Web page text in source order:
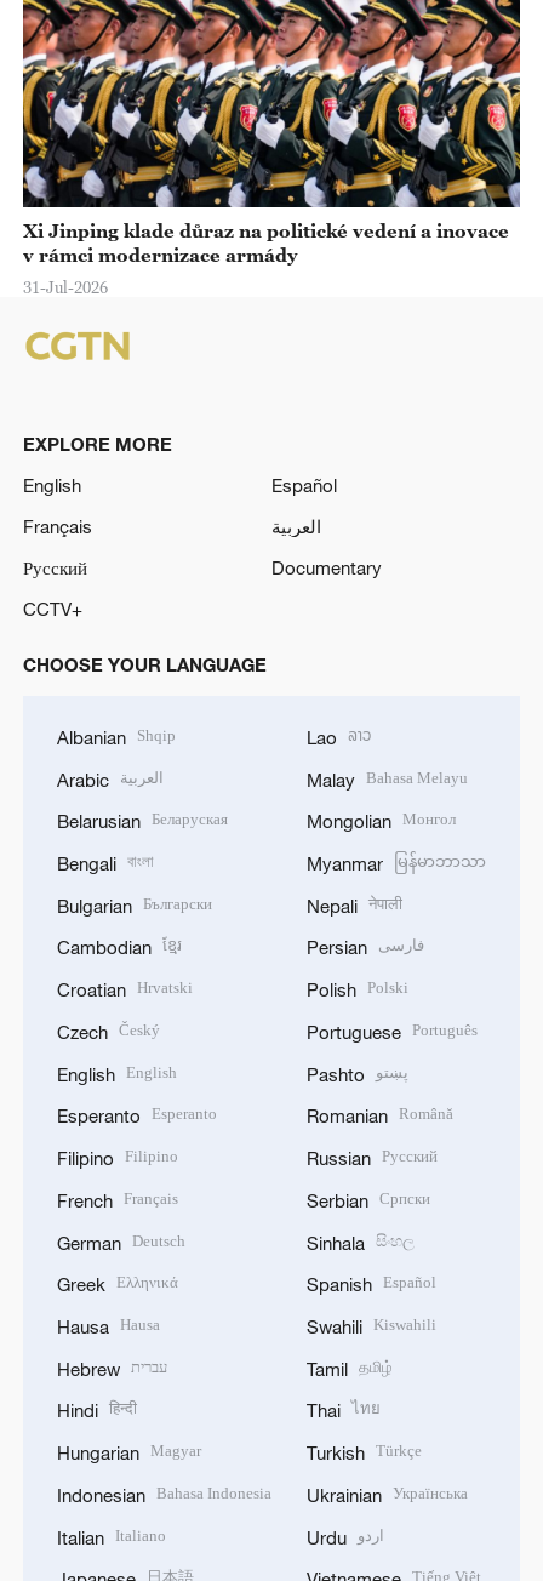
Xi Jinping klade důraz na politické vedení a inovace
v rámci modernizace armády
31-Jul-2026
EXPLORE MORE
English
Español
Français
العربية
Русский
Documentary
CCTV+
CHOOSE YOUR LANGUAGE
Albanian Shqip
Arabic العربية
Belarusian Беларуская
Bengali বাংলা
Bulgarian Български
Cambodian ខ្មែរ
Croatian Hrvatski
Czech Český
English English
Esperanto Esperanto
Filipino Filipino
French Français
German Deutsch
Greek Ελληνικά
Hausa Hausa
Hebrew עברית
Hindi हिन्दी
Hungarian Magyar
Indonesian Bahasa Indonesia
Italian Italiano
Lao ລາວ
Malay Bahasa Melayu
Mongolian Монгол
Myanmar မြန်မာဘာသာ
Nepali नेपाली
Persian فارسی
Polish Polski
Portuguese Português
Pashto پښتو
Romanian Română
Russian Русский
Serbian Српски
Sinhala සිංහල
Spanish Español
Swahili Kiswahili
Tamil தமிழ்
Thai ไทย
Turkish Türkçe
Ukrainian Українська
Urdu اردو